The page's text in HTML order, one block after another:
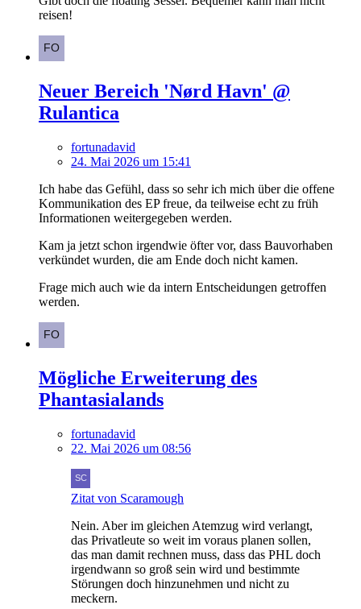
reisen!
Neuer Bereich 'Nørd Havn' @
Rulantica
fortunadavid
24. Mai 2026 um 15:41
Ich habe das Gefühl, dass so sehr ich mich über die offene
Kommunikation des EP freue, da teilweise echt zu früh
Informationen weitergegeben werden.
Kam ja jetzt schon irgendwie öfter vor, dass Bauvorhaben
verkündet wurden, die am Ende doch nicht kamen.
Frage mich auch wie da intern Entscheidungen getroffen
werden.
Mögliche Erweiterung des
Phantasialands
fortunadavid
22. Mai 2026 um 08:56
Zitat von Scaramough
Nein. Aber im gleichen Atemzug wird verlangt,
das Privatleute so weit im voraus planen sollen,
das man damit rechnen muss, dass das PHL doch
irgendwann so groß sein wird und bestimmte
Störungen doch hinzunehmen und nicht zu
meckern.